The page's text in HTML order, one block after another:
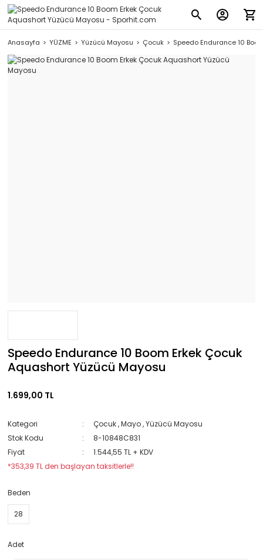
Anasayfa YÜZME Yüzücü Mayosu Çocuk Speedo Endurance 10
Speedo Endurance 10 Boom Erkek Çocuk
Aquashort Yüzücü Mayosu
1.699,00 TL
Kategori Çocuk ,Mayo ,Yüzücü Mayosu
Stok Kodu
8-10848C831
Fiyat
1.544,55 TL + KDV
*353,39 TL den başlayan taksitlerle!!
Beden
28
Adet